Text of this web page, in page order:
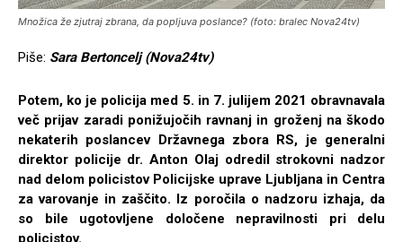
Množica že zjutraj zbrana, da popljuva poslance? (foto: bralec Nova24tv)
Piše: Sara Bertoncelj (Nova24tv)
Potem, ko je policija med 5. in 7. julijem 2021 obravnavala
več prijav zaradi ponižujočih ravnanj in groženj na škodo
nekaterih poslancev Državnega zbora RS, je generalni
direktor policije dr. Anton Olaj odredil strokovni nadzor
nad delom policistov Policijske uprave Ljubljana in Centra
za varovanje in zaščito. Iz poročila o nadzoru izhaja, da
so bile ugotovljene določene nepravilnosti pri delu
policistov.